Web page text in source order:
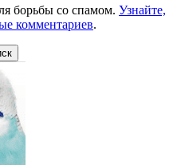
борьбы со спамом. Узнайте,
комментариев.